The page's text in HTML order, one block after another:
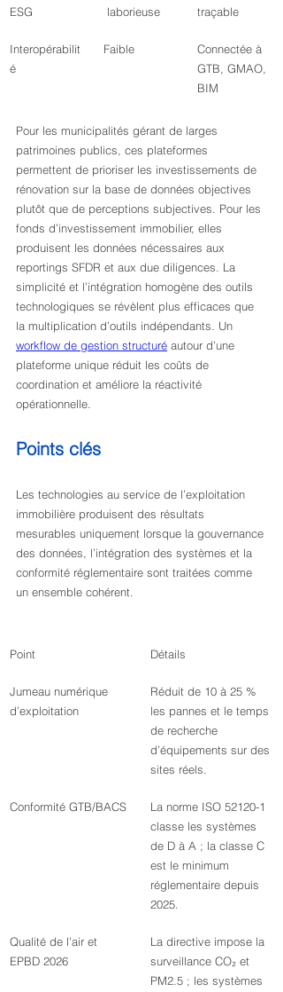
ESG
laborieuse
traçable
Interopérabilit
é
Faible
Connectée à
GTB, GMAO,
BIM
Pour les municipalités gérant de larges
patrimoines publics, ces plateformes
permettent de prioriser les investissements de
rénovation sur la base de données objectives
plutôt que de perceptions subjectives. Pour les
fonds d’investissement immobilier, elles
produisent les données nécessaires aux
reportings SFDR et aux due diligences. La
simplicité et l’intégration homogène des outils
technologiques se révèlent plus efficaces que
la multiplication d’outils indépendants. Un
workflow de gestion structuré autour d’une
plateforme unique réduit les coûts de
coordination et améliore la réactivité
opérationnelle.
Points clés
Les technologies au service de l’exploitation
immobilière produisent des résultats
mesurables uniquement lorsque la gouvernance
des données, l’intégration des systèmes et la
conformité réglementaire sont traitées comme
un ensemble cohérent.
Point Détails
Jumeau numérique
d’exploitation
Réduit de 10 à 25 %
les pannes et le temps
de recherche
d’équipements sur des
sites réels.
Conformité GTB/BACS
La norme ISO 52120-1
classe les systèmes
de D à A ; la classe C
est le minimum
réglementaire depuis
2025.
Qualité de l’air et
EPBD 2026
La directive impose la
surveillance CO₂ et
PM2.5 ; les systèmes